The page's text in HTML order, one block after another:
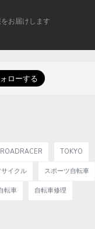
お届けします
ROADRACER TOKYO
イクル スポーツ自転車
転車 自転車修理